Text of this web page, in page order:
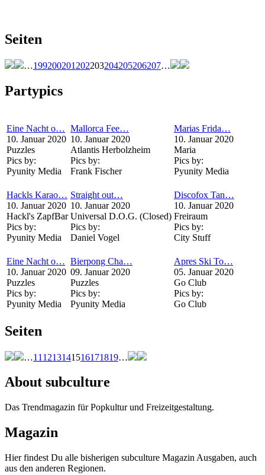
Seiten
…199200201 202203204205206207…
Partypics
Eine Nacht o…
10. Januar 2020
Puzzles
Pics by:
Pyunity Media
Mallorca Fee…
10. Januar 2020
Atlantis Herbolzheim
Pics by:
Frank Fischer
Marias Frida…
10. Januar 2020
Maria
Pics by:
Pyunity Media
Hackls Karao…
10. Januar 2020
Hackl's ZapfBar
Pics by:
Pyunity Media
Straight out…
10. Januar 2020
Universal D.O.G. (Closed)
Pics by:
Daniel Vogel
Discofox Tan…
10. Januar 2020
Freiraum
Pics by:
City Stuff
Eine Nacht o…
10. Januar 2020
Puzzles
Pics by:
Pyunity Media
Bierpong Cha…
09. Januar 2020
Puzzles
Pics by:
Pyunity Media
Apres Ski To…
05. Januar 2020
Go Club
Pics by:
Go Club
Seiten
…11 1213141516171819…
About subculture
Das Trendmagazin für Popkultur und Freizeitgestaltung.
Magazin
Hier findest Du alle bisherigen subculture Magazin Ausgaben, auch
aus den anderen Regionen.